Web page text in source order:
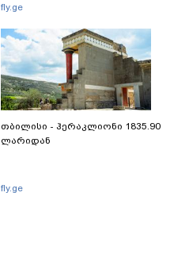
fly.ge
თბილისი - ჰერაკლიონი 1835.90
ლარიდან
fly.ge